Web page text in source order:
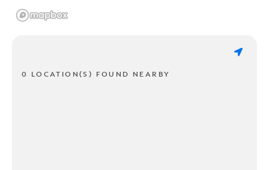
0 LOCATION(S) FOUND NEARBY